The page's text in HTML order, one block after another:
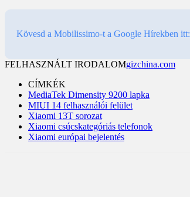
Kövesd a Mobilissimo-t a Google Hírekben itt:
FELHASZNÁLT IRODALOMgizchina.com
CÍMKÉK
MediaTek Dimensity 9200 lapka
MIUI 14 felhasználói felület
Xiaomi 13T sorozat
Xiaomi csúcskategóriás telefonok
Xiaomi európai bejelentés